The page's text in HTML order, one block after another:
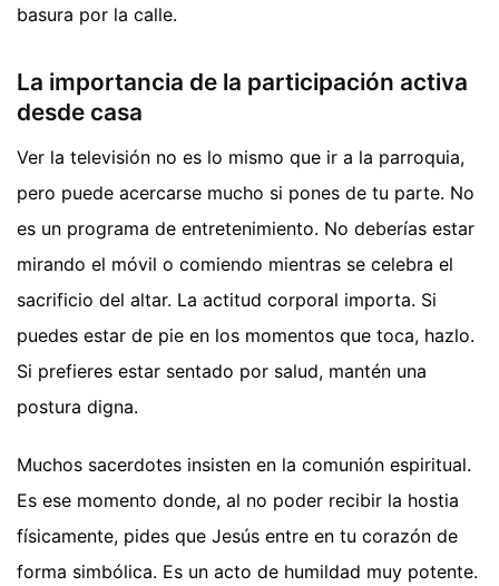
basura por la calle.
La importancia de la participación activa
desde casa
Ver la televisión no es lo mismo que ir a la parroquia,
pero puede acercarse mucho si pones de tu parte. No
es un programa de entretenimiento. No deberías estar
mirando el móvil o comiendo mientras se celebra el
sacrificio del altar. La actitud corporal importa. Si
puedes estar de pie en los momentos que toca, hazlo.
Si prefieres estar sentado por salud, mantén una
postura digna.
Muchos sacerdotes insisten en la comunión espiritual.
Es ese momento donde, al no poder recibir la hostia
físicamente, pides que Jesús entre en tu corazón de
forma simbólica. Es un acto de humildad muy potente.